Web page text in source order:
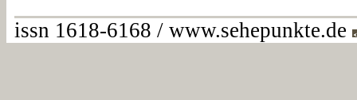
issn 1618-6168 / www.sehepunkte.de